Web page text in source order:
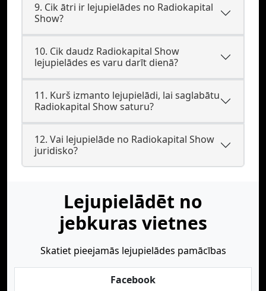
9. Cik ātri ir lejupielādes no Radiokapital
Show?
10. Cik daudz Radiokapital Show
lejupielādes es varu darīt dienā?
11. Kurš izmanto lejupielādi, lai saglabātu
Radiokapital Show saturu?
12. Vai lejupielāde no Radiokapital Show
juridisko?
Lejupielādēt no
jebkuras vietnes
Skatiet pieejamās lejupielādes pamācības
Facebook